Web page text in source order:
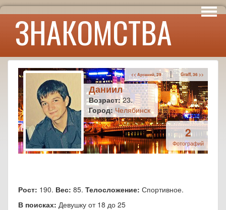
ЗНАКОМСТВА
Интересы
Юмор
Даниил
Возраст:23.
Город: Челябинск
<< Арсений, 29 | Graff, 36 >>
2
Фотографий
Рост: 190. Вес: 85. Телосложение: Спортивное.
В поисках: Девушку от 18 до 25